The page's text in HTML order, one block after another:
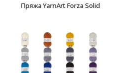
Пряжа YarnArt Forza Solid